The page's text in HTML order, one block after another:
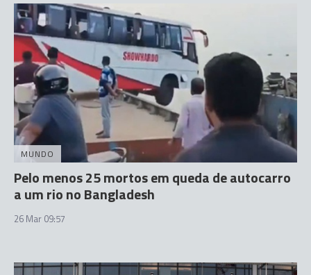
MUNDO
Pelo menos 25 mortos em queda de autocarro
a um rio no Bangladesh
26 Mar 09:57